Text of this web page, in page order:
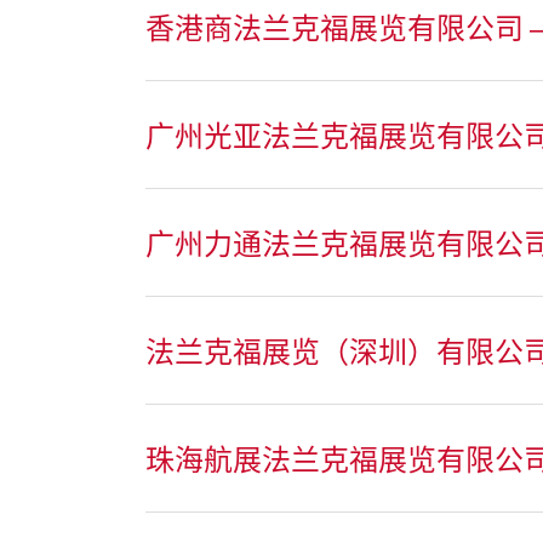
香港商法兰克福展览有限公司
广州光亚法兰克福展览有限公
广州力通法兰克福展览有限公
法兰克福展览（深圳）有限公
珠海航展法兰克福展览有限公